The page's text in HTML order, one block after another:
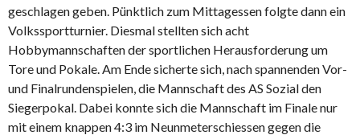
geschlagen geben. Pünktlich zum Mittagessen folgte dann ein
Volkssportturnier. Diesmal stellten sich acht
Hobbymannschaften der sportlichen Herausforderung um
Tore und Pokale. Am Ende sicherte sich, nach spannenden Vor-
und Finalrundenspielen, die Mannschaft des AS Sozial den
Siegerpokal. Dabei konnte sich die Mannschaft im Finale nur
mit einem knappen 4:3 im Neunmeterschiessen gegen die